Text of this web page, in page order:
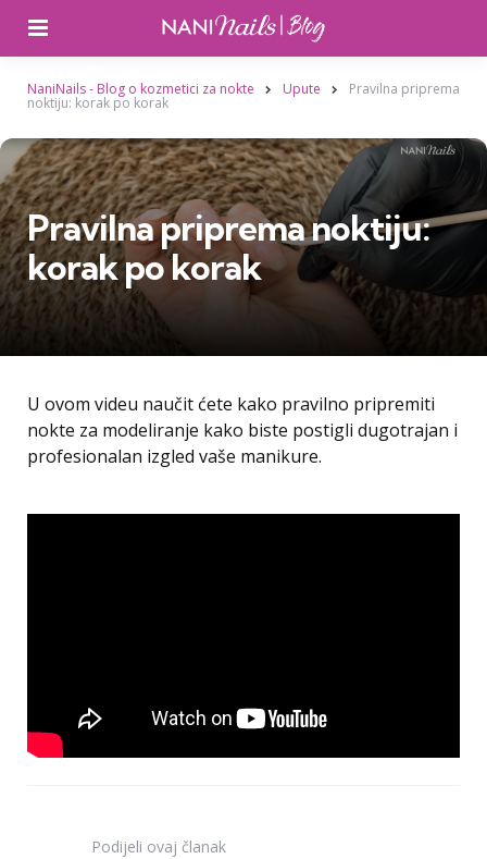
NaniNails - Blog o kozmetici za nokte Upute Pravilna priprema
noktiju: korak po korak
Pravilna priprema noktiju:
korak po korak
U ovom videu naučit ćete kako pravilno pripremiti
nokte za modeliranje kako biste postigli dugotrajan i
profesionalan izgled vaše manikure.
Podijeli ovaj članak